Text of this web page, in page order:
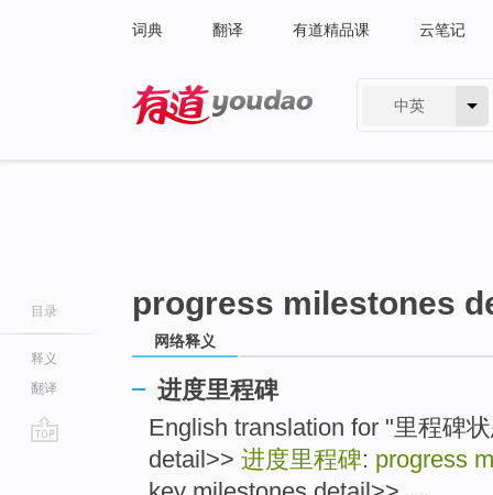
词典 翻译 有道精品课 云笔记
中英
目录
释义
翻译
progress milestones
网络释义
进度里程碑
English translation for "里程碑
detail>> 进度里程碑: progress